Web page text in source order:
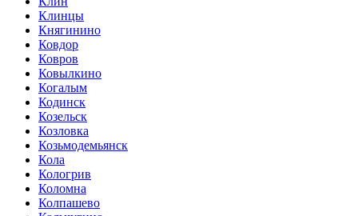
Клинцы
Княгинино
Ковдор
Ковров
Ковылкино
Когалым
Кодинск
Козельск
Козловка
Козьмодемьянск
Кола
Кологрив
Коломна
Колпашево